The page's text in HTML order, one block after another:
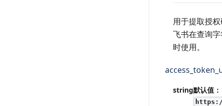
用于提取授
飞书在查询
时使用。
string默认值：